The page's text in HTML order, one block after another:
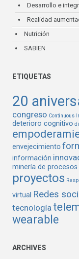
Desarrollo e
Realidad
Nutrición
SABIEN
ETIQUETAS
20
congreso Continuous
deterioro cognitivo
envejecimiento
información
minería de procesos
proyectos
virtual Redes
tecnología
wearable
ARCHIVES